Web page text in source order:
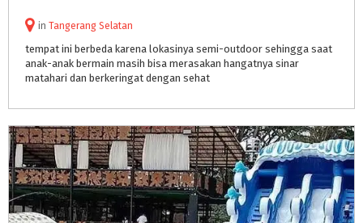
in Tangerang Selatan
tempat ini berbeda karena lokasinya semi-outdoor sehingga saat
anak-anak bermain masih bisa merasakan hangatnya sinar
matahari dan berkeringat dengan sehat